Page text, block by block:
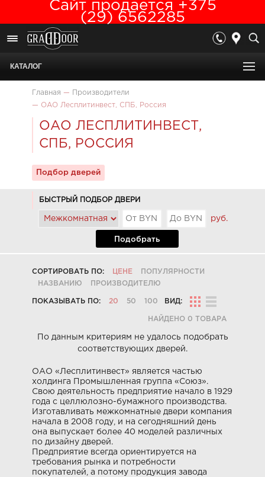
Сайт продается +375
(29) 6562285
КАТАЛОГ
Главная —
Производители
— ОАО Лесплитинвест, СПБ, Россия
ОАО ЛЕСПЛИТИНВЕСТ,
СПБ, РОССИЯ
Подбор дверей
БЫСТРЫЙ ПОДБОР ДВЕРИ
руб.
Подобрать
СОРТИРОВАТЬ ПО: ЦЕНЕ
ПОПУЛЯРНОСТИ
НАЗВАНИЮ
ПРОИЗВОДИТЕЛЮ
ПОКАЗЫВАТЬ ПО: 20 50 100 ВИД:
НАЙДЕНО 0 ТОВАРА
По данным критериям не удалось подобрать
соответствующих дверей.
ОАО «Лесплитинвест» является частью
холдинга Промышленная группа «Союз».
Свою деятельность предприятие начало в 1929
года с целлюлозно-бумажного производства.
Изготавливать межкомнатные двери компания
начала в 2008 году, и на сегодняшний день
она выпускает более 40 моделей различных
по дизайну дверей.
Предприятие всегда ориентируется на
требования рынка и потребности
покупателей, а потому продукция завода